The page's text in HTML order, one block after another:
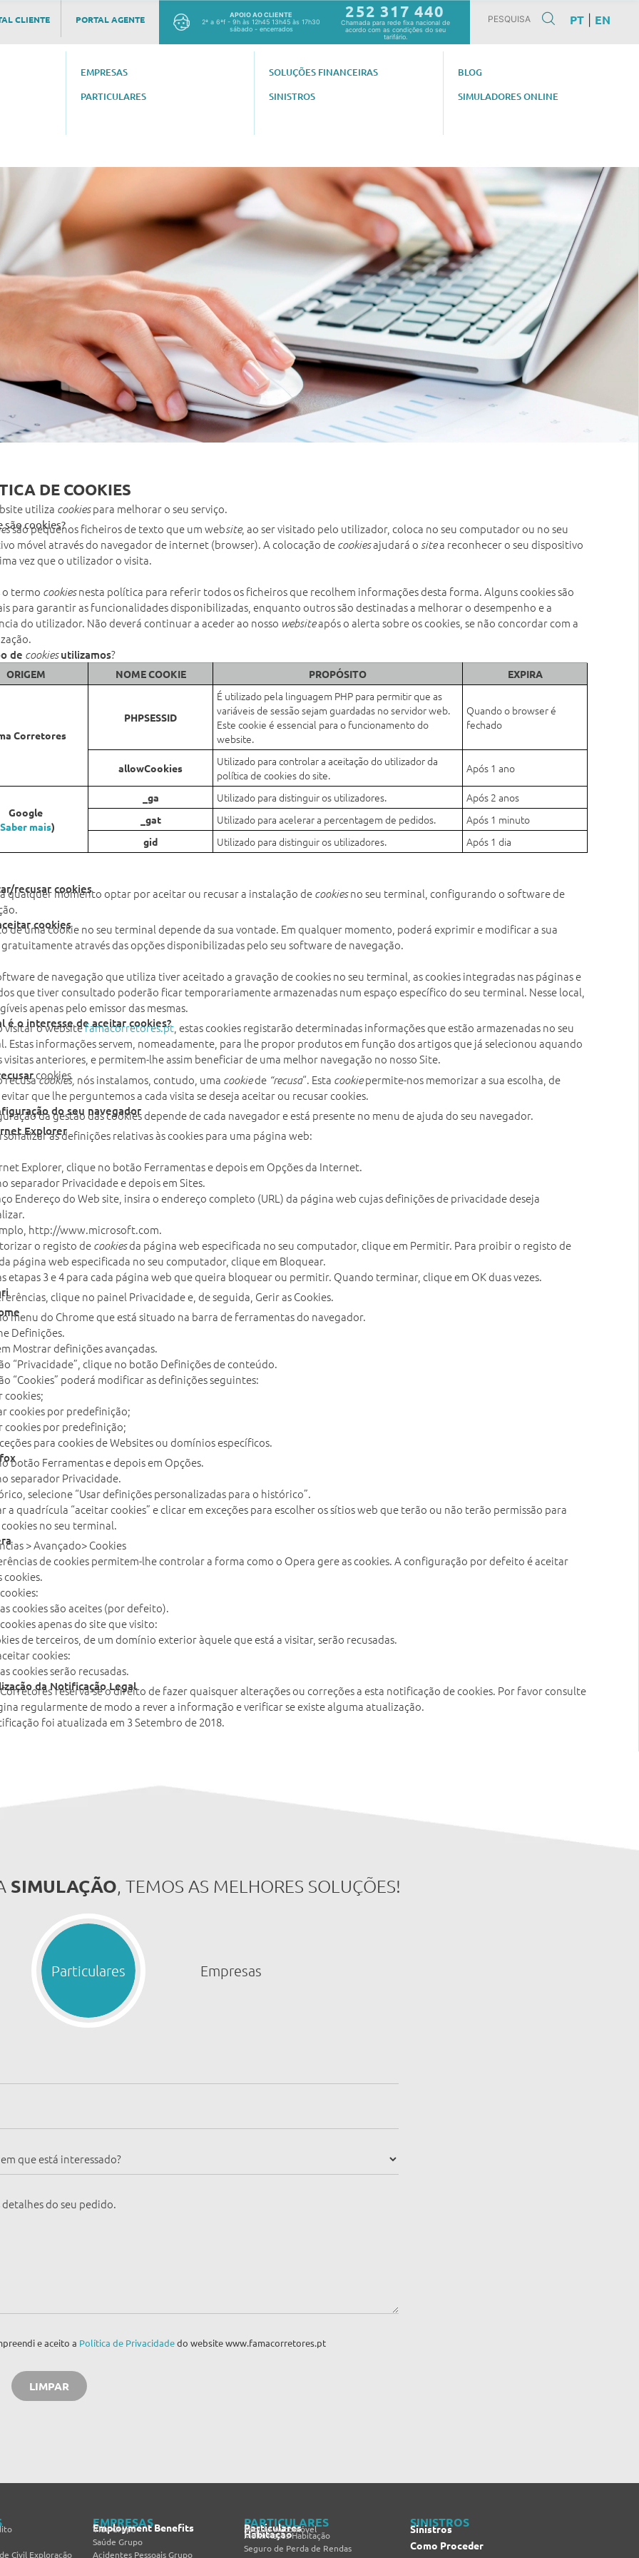
CLIENTE PORTAL AGENTE
APOIO AO CLIENTE
2ª a 6ªf - 9h às 12h45 13h45 às 17h30
sábado - encerrados
252 317 440
Chamada para rede fixa nacional de
acordo com as condições do seu
tarifário.
PT EN
EMPRESAS
PARTICULARES
SOLUÇÕES FINANCEIRAS
SINISTROS
BLOG
SIMULADORES ONLINE
DE COOKIES
utiliza cookiespara melhorar o seu serviço.
são cookies?
são pequenos ficheiros de texto que um website, ao ser visitado pelo utilizador, coloca no seu computador ou no seu
móvel através do navegador de internet (browser). A colocação de cookiesajudará o sitea reconhecer o seu dispositivo
vez que o utilizador o visita.
o termo cookiesnesta política para referir todos os ficheiros que recolhem informações desta forma. Alguns cookies são
para garantir as funcionalidades disponibilizadas, enquanto outros são destinadas a melhorar o desempenho e a
do utilizador. Não deverá continuar a aceder ao nosso websiteapós o alerta sobre os cookies, se não concordar com a
de cookiesutilizamos?
ORIGEM NOME COOKIE PROPÓSITO EXPIRA
Corretores
PHPSESSID
É utilizado pela linguagem PHP para permitir que as
variáveis de sessão sejam guardadas no servidor web.
Este cookie é essencial para o funcionamento do
website.
Quando o browser é
fechado
allowCookies
Utilizado para controlar a aceitação do utilizador da
política de cookies do site.
Após 1 ano
Google
Saber mais)
_ga Utilizado para distinguir os utilizadores. Após 2 anos
_gat Utilizado para acelerar a percentagem de pedidos. Após 1 minuto
gid Utilizado para distinguir os utilizadores. Após 1 dia
recusar cookies
qualquer momento optar por aceitar ou recusar a instalação de cookiesno seu terminal, configurando o software de
cookies
de uma cookie no seu terminal depende da sua vontade. Em qualquer momento, poderá exprimir e modificar a sua
através das opções disponibilizadas pelo seu software de navegação.
de navegação que utiliza tiver aceitado a gravação de cookies no seu terminal, as cookies integradas nas páginas e
que tiver consultado poderão ficar temporariamente armazenadas num espaço específico do seu terminal. Nesse local,
apenas pelo emissor das mesmas.
é o interesse de aceitar cookies?
visitar o websitefamacorretores.pt , estas cookies registarão determinadas informações que estão armazenadas no seu
Estas informações servem, nomeadamente, para lhe propor produtos em função dos artigos que já selecionou aquando
visitas anteriores, e permitem-lhe assim beneficiar de uma melhor navegação no nosso Site.
cookies
recusacookies, nós instalamos, contudo, uma cookiede “recusa“. Esta cookiepermite-nos memorizar a sua escolha, de
que lhe perguntemos a cada visita se deseja aceitar ou recusar cookies.
do seu navegador
da gestão das cookies depende de cada navegador e está presente no menu de ajuda do seu navegador.
Exploreras definições relativas às cookies para uma página web:
Explorer, clique no botão Ferramentas e depois em Opções da Internet.
separador Privacidade e depois em Sites.
Endereço do Web site, insira o endereço completo (URL) da página web cujas definições de privacidade deseja
http://www.microsoft.com.
o registo de cookiesda página web especificada no seu computador, clique em Permitir. Para proibir o registo de
página web especificada no seu computador, clique em Bloquear.
etapas 3 e 4 para cada página web que queira bloquear ou permitir. Quando terminar, clique em OK duas vezes.
clique no painel Privacidade e, de seguida, Gerir as Cookies.
menu do Chrome que está situado na barra de ferramentas do navegador.
Definições.
Mostrar definições avançadas.
“Privacidade”, clique no botão Definições de conteúdo.
“Cookies” poderá modificar as definições seguintes:
cookies;
cookies por predefinição;
cookies por predefinição;
para cookies de Websites ou domínios específicos.
botão Ferramentas e depois em Opções.
separador Privacidade.
selecione “Usar definições personalizadas para o histórico”.
a quadrícula “aceitar cookies” e clicar em exceções para escolher os sítios web que terão ou não terão permissão para
no seu terminal.
> Avançado> Cookies
de cookies permitem-lhe controlar a forma como o Opera gere as cookies. A configuração por defeito é aceitar
cookies.
cookies são aceites (por defeito).
apenas do site que visito:
de terceiros, de um domínio exterior àquele que está a visitar, serão recusadas.
cookies:
cookies serão recusadas.
da Notificação Legal
reserva-se o direito de fazer quaisquer alterações ou correções a esta notificação de cookies. Por favor consulte
regularmente de modo a rever a informação e verificar se existe alguma atualização.
foi atualizada em 3 Setembro de 2018.
SIMULAÇÃO, TEMOS AS MELHORES SOLUÇÕES!
Particulares Empresas
e aceito a Política de Privacidadedo website www.famacorretores.pt
Civil Exploração
EMPRESAS
Employment Benefits
Vida Grupo
Saúde Grupo
Acidentes Pessoais Grupo
PARTICULARES
Particulares
Seguro Automóvel
Habitação
Multirriscos Habitação
Seguro de Perda de Rendas
SINISTROS
Sinistros
Como Proceder